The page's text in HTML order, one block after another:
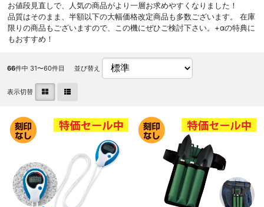
お値段見直しで、人気の商品がより一層お求めやすくなりました！
品質はそのまま、半額以下の大幅価格改定商品も多数ございます。 在庫
限りの商品もございますので、この機にぜひご検討下さい。+αの特典に
もおすすめ！
66件中 31〜60件目 並び替え
表示切替